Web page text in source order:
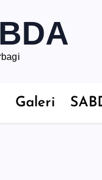
Galeri